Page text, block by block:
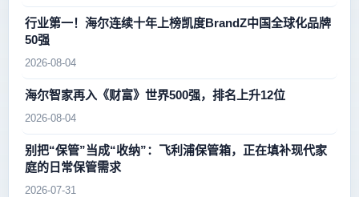
行业第一！海尔连续十年上榜凯度BrandZ中国全球化品牌
50强
2026-08-04
海尔智家再入《财富》世界500强，排名上升12位
2026-08-04
别把“保管”当成“收纳”：飞利浦保管箱，正在填补现代家
庭的日常保管需求
2026-07-31